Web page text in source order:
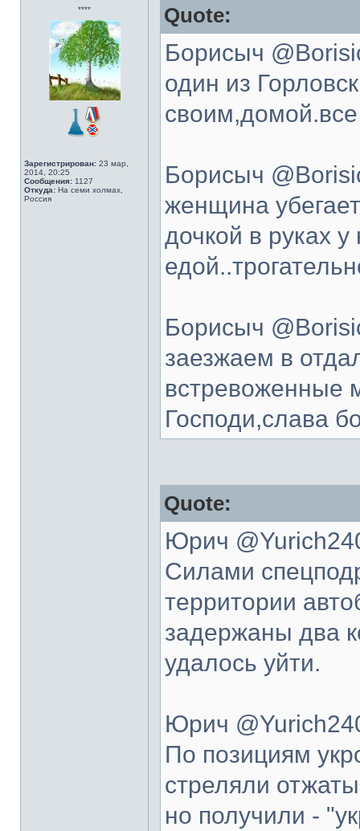
****
Зарегистрирован: 23 мар,
2014, 20:25
Сообщения: 1127
Откуда: На семи холмах,
Россия
Quote:
Борисыч
один из
своим,домой.все
Борисыч
женщина
дочкой в руках
Борисыч
заезжаем в
встревоженные
Господи,слава
Quote:
Юрич
Силами
территории
задержаны два
удалось уйти.
Юрич
По позициям
стреляли
но получили -